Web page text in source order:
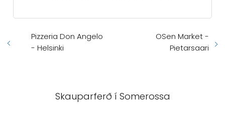
Pizzeria Don Angelo
- Helsinki
OSen Market -
Pietarsaari
Skauparferð í Somerossa